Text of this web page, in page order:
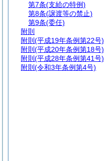
第7条(支給の特例)
第8条(譲渡等の禁止)
第9条(委任)
附則
附則 (平成19年条例第22号)
附則 (平成20年条例第18号)
附則 (平成28年条例第41号)
附則 (令和3年条例第4号)